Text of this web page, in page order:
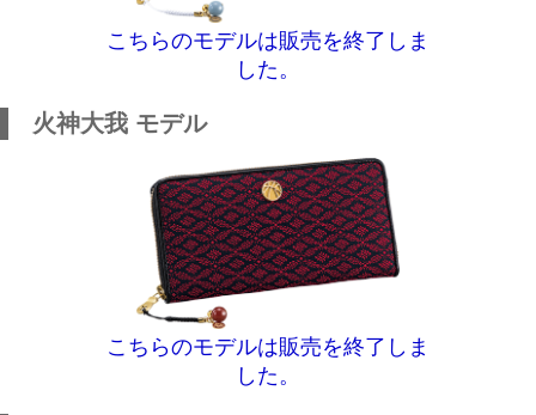
こちらのモデルは販売を終了しま
した。
火神大我 モデル
こちらのモデルは販売を終了しま
した。